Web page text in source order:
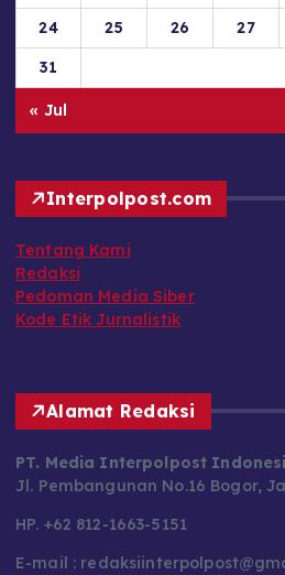
24
25 26 27
31
« Jul
Interpolpost.com
Tentang Kami
Redaksi
Pedoman Media Siber
Kode Etik Jurnalistik
Alamat Redaksi
PT. Media Interpolpost
Jl. Pembangunan No.16 Bogor,
HP. +62 812-1663-5151
E-mail :